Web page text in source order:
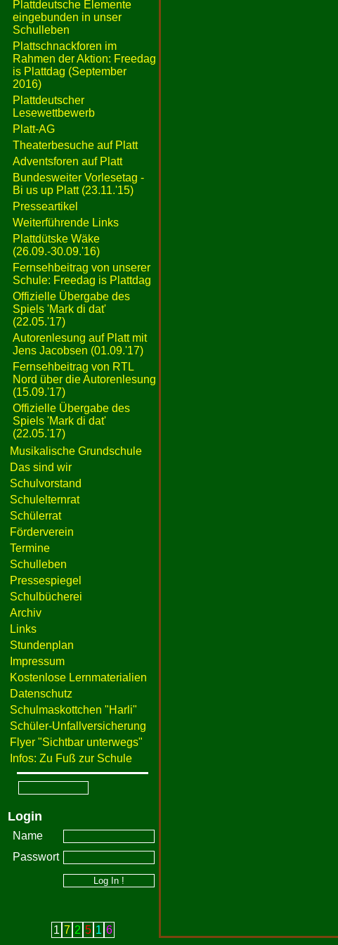
Plattdeutsche Elemente
eingebunden in unser
Schulleben
Plattschnackforen im
Rahmen der Aktion: Freedag
is Plattdag (September
2016)
Plattdeutscher
Lesewettbewerb
Platt-AG
Theaterbesuche auf Platt
Adventsforen auf Platt
Bundesweiter Vorlesetag -
Bi us up Platt (23.11.'15)
Presseartikel
Weiterführende Links
Plattdütske Wäke
(26.09.-30.09.'16)
Fernsehbeitrag von unserer
Schule: Freedag is Plattdag
Offizielle Übergabe des
Spiels 'Mark di dat'
(22.05.'17)
Autorenlesung auf Platt mit
Jens Jacobsen (01.09.'17)
Fernsehbeitrag von RTL
Nord über die Autorenlesung
(15.09.'17)
Offizielle Übergabe des
Spiels 'Mark di dat'
(22.05.'17)
Musikalische Grundschule
Das sind wir
Schulvorstand
Schulelternrat
Schülerrat
Förderverein
Termine
Schulleben
Pressespiegel
Schulbücherei
Archiv
Links
Stundenplan
Impressum
Kostenlose Lernmaterialien
Datenschutz
Schulmaskottchen "Harli"
Schüler-Unfallversicherung
Flyer "Sichtbar unterwegs"
Infos: Zu Fuß zur Schule
Login
Name
Passwort
1 7 2 5 1 6